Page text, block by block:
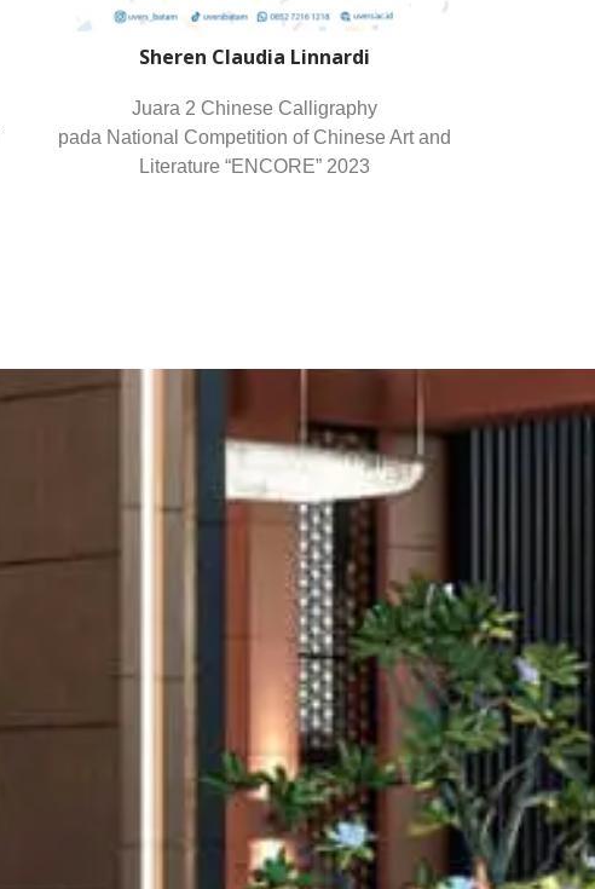
Sheren Claudia Linnardi
Juara 2 Chinese Calligraphy
pada National Competition of Chinese Art and
Literature “ENCORE” 2023